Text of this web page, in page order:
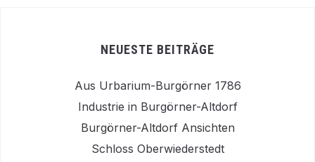
NEUESTE BEITRÄGE
Aus Urbarium-Burgörner 1786
Industrie in Burgörner-Altdorf
Burgörner-Altdorf Ansichten
Schloss Oberwiederstedt